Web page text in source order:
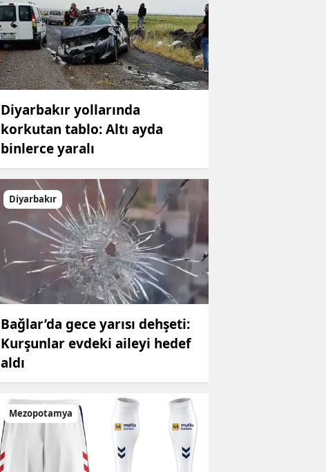
Diyarbakır yollarında
korkutan tablo: Altı ayda
binlerce yaralı
Diyarbakır
Bağlar’da gece yarısı dehşeti:
Kurşunlar evdeki aileyi hedef
aldı
Mezopotamya